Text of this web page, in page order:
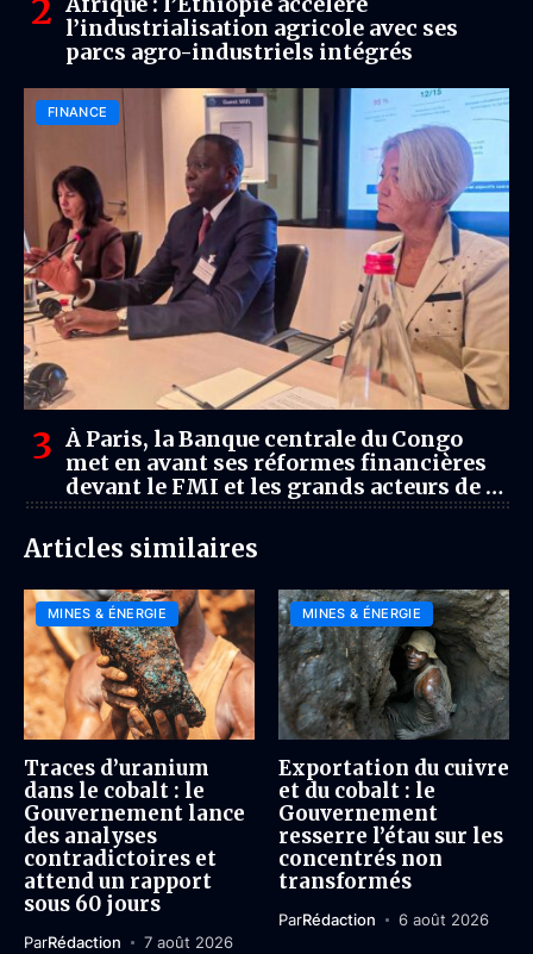
l’industrialisation agricole avec ses
parcs agro-industriels intégrés
FINANCE
À Paris, la Banque centrale du Congo
met en avant ses réformes financières
devant le FMI et les grands acteurs de la
finance mondiale
Articles similaires
MINES & ÉNERGIE
Traces d’uranium
dans le cobalt : le
Gouvernement lance
des analyses
contradictoires et
attend un rapport
sous 60 jours
ParRédaction 7 août 2026
MINES & ÉNERGIE
Exportation du cuivre
et du cobalt : le
Gouvernement
resserre l’étau sur les
concentrés non
transformés
ParRédaction 6 août 2026